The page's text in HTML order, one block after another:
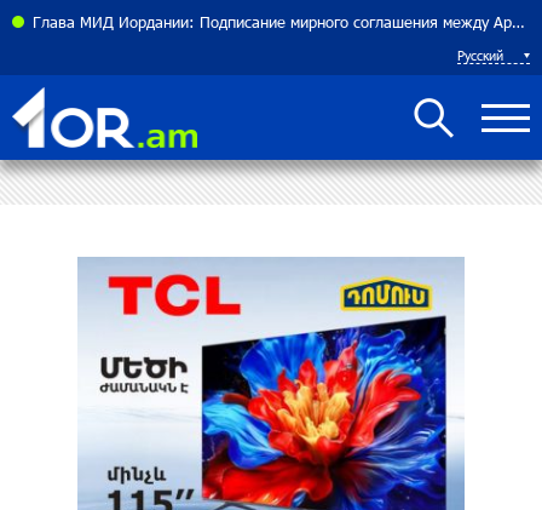
Глава МИД Иордании: Подписание мирного соглашения между Арменией и Азербайджаном близко
Русский